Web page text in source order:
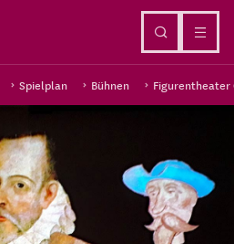
Spielplan Bühnen Figurentheater